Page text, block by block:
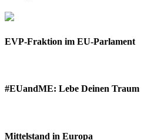
EVP-Fraktion im EU-Parlament
#EUandME: Lebe Deinen Traum
Mittelstand in Europa